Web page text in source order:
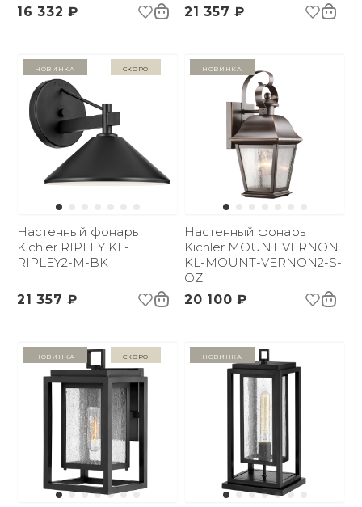
16 332 ₽
21 357 ₽
Новинка Скоро
Настенный фонарь
Kichler RIPLEY KL-
RIPLEY2-M-BK
21 357 ₽
Новинка
Настенный фонарь
Kichler MOUNT VERNON
KL-MOUNT-VERNON2-S-
OZ
20 100 ₽
Новинка Скоро Новинка